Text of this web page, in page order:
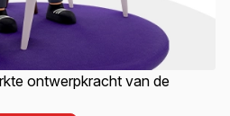
ontwerpkracht van de